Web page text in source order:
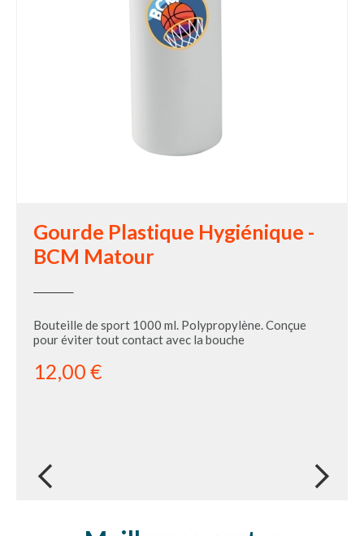
Gourde Plastique Hygiénique -
BCM Matour
Bouteille de sport 1000 ml. Polypropylène. Conçue
pour éviter tout contact avec la bouche
12,00 €